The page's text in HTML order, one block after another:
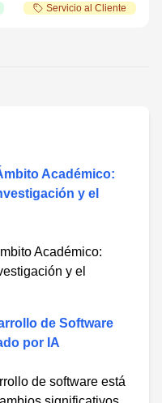
Servicio al Cliente
Académico:
y el
Académico:
y el
de Software
por IA
de software está